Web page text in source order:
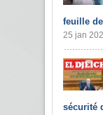
feuille
25 jan
sécurité